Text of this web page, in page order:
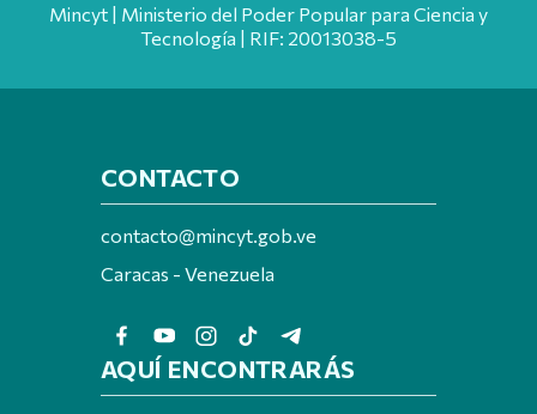
Mincyt | Ministerio del Poder Popular para Ciencia y
Tecnología | RIF: 20013038-5
CONTACTO
contacto@mincyt.gob.ve
Caracas - Venezuela
AQUÍ ENCONTRARÁS